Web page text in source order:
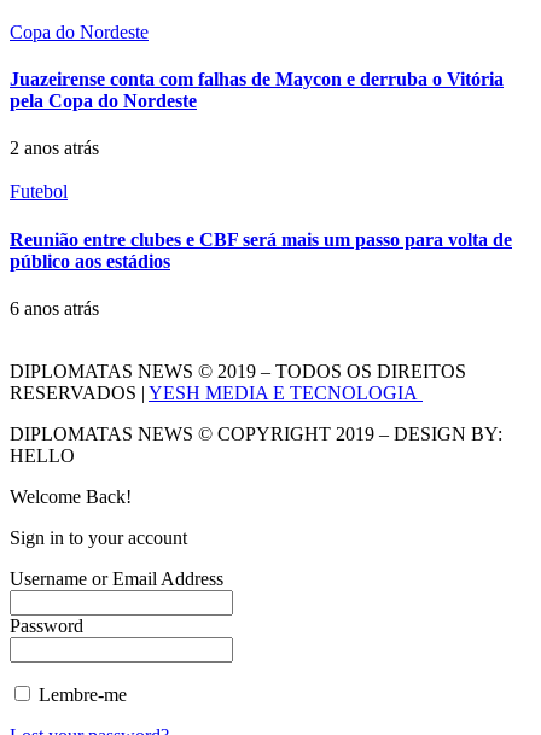
Copa do Nordeste
Juazeirense conta com falhas de Maycon e derruba o Vitória
pela Copa do Nordeste
2 anos atrás
Futebol
Reunião entre clubes e CBF será mais um passo para volta de
público aos estádios
6 anos atrás
DIPLOMATAS NEWS © 2019 – TODOS OS DIREITOS
RESERVADOS | YESH MEDIA E TECNOLOGIA
DIPLOMATAS NEWS © COPYRIGHT 2019 – DESIGN BY:
HELLO
Welcome Back!
Sign in to your account
Username or Email Address
Password
Lembre-me